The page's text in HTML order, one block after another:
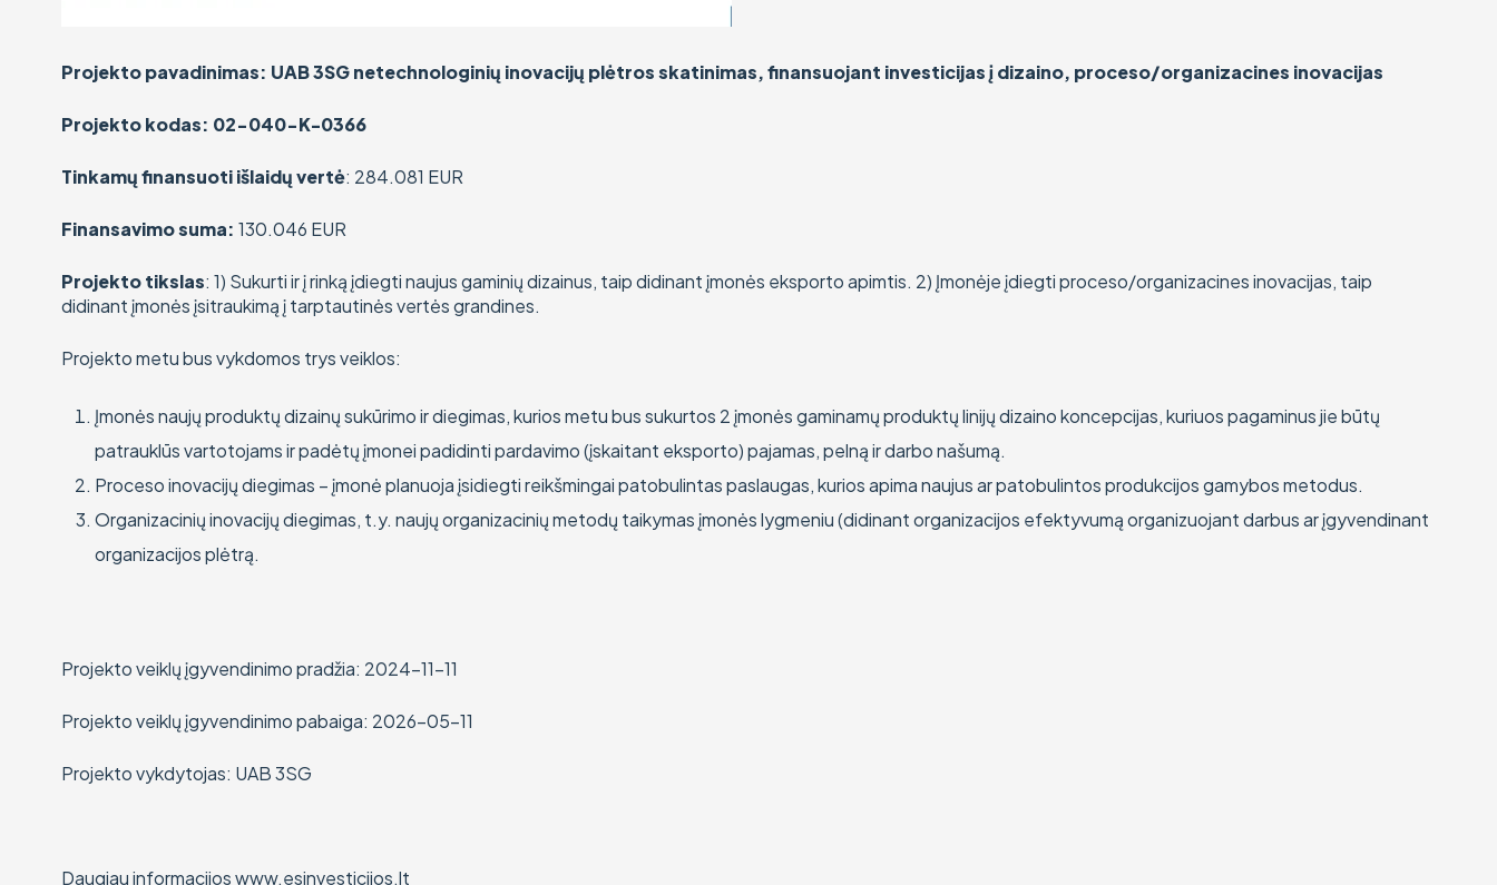
Projekto pavadinimas: UAB 3SG netechnologinių inovacijų plėtros skatinimas, finansuojant investicijas į dizaino, proceso/organizacines inovacijas
Projekto kodas: 02-040-K-0366
Tinkamų finansuoti išlaidų vertė: 284.081 EUR
Finansavimo suma: 130.046 EUR
Projekto tikslas: 1) Sukurti ir į rinką įdiegti naujus gaminių dizainus, taip didinant įmonės eksporto apimtis. 2) Įmonėje įdiegti proceso/organizacines inovacijas, taip
didinant įmonės įsitraukimą į tarptautinės vertės grandines.
Projekto metu bus vykdomos trys veiklos:
Įmonės naujų produktų dizainų sukūrimo ir diegimas, kurios metu bus sukurtos 2 įmonės gaminamų produktų linijų dizaino koncepcijas, kuriuos pagaminus jie būtų
patrauklūs vartotojams ir padėtų įmonei padidinti pardavimo (įskaitant eksporto) pajamas, pelną ir darbo našumą.
Proceso inovacijų diegimas – įmonė planuoja įsidiegti reikšmingai patobulintas paslaugas, kurios apima naujus ar patobulintos produkcijos gamybos metodus.
Organizacinių inovacijų diegimas, t.y. naujų organizacinių metodų taikymas įmonės lygmeniu (didinant organizacijos efektyvumą organizuojant darbus ar įgyvendinant
organizacijos plėtrą.
Projekto veiklų įgyvendinimo pradžia: 2024-11-11
Projekto veiklų įgyvendinimo pabaiga: 2026-05-11
Projekto vykdytojas: UAB 3SG
Daugiau informacijos www.esinvesticijos.lt